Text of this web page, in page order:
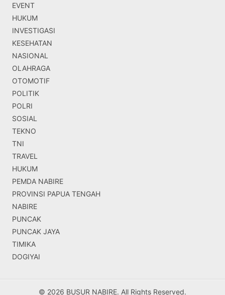
EVENT
HUKUM
INVESTIGASI
KESEHATAN
NASIONAL
OLAHRAGA
OTOMOTIF
POLITIK
POLRI
SOSIAL
TEKNO
TNI
TRAVEL
HUKUM
PEMDA NABIRE
PROVINSI PAPUA TENGAH
NABIRE
PUNCAK
PUNCAK JAYA
TIMIKA
DOGIYAI
© 2026 BUSUR NABIRE. All Rights Reserved.